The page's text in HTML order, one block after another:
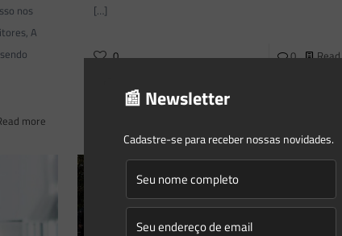
nos
A
more
[…]
0 0
📰 Newsletter
Cadastre-se para receber nossas novidades.